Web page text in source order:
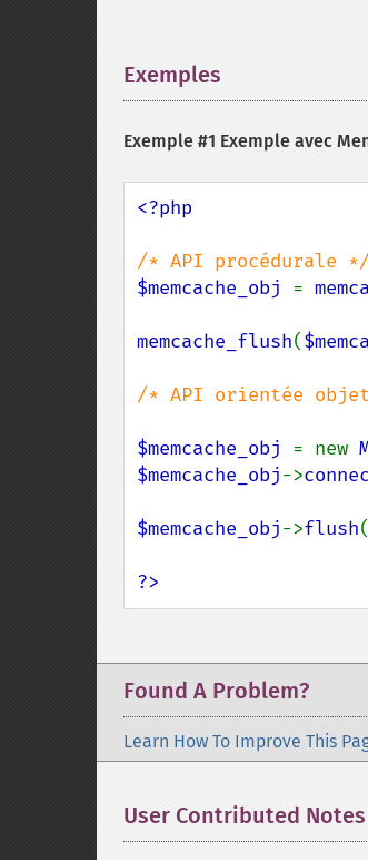
Exemples
Exemple #1 Exemple avec
<?php
$memcache_obj =
memcache_flush(
/* API orientée
$memcache_obj = new
$memcache_obj->
$memcache_obj->flush
?>
Found A Problem?
Learn How To Improve This
User Contributed Notes